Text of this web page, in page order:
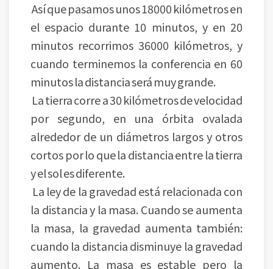
Así que pasamos unos 18000 kilómetros en
el espacio durante 10 minutos, y en 20
minutos recorrimos 36000 kilómetros, y
cuando terminemos la conferencia en 60
minutos la distancia será muy grande.
La tierra corre a 30 kilómetros de velocidad
por segundo, en una órbita ovalada
alrededor de un diámetros largos y otros
cortos por lo que la distancia entre la tierra
y el sol es diferente.
La ley de la gravedad está relacionada con
la distancia y la masa. Cuando se aumenta
la masa, la gravedad aumenta también:
cuando la distancia disminuye la gravedad
aumento. La masa es estable pero la